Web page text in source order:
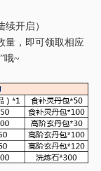
开启）
量，即可领取相应
”哦~